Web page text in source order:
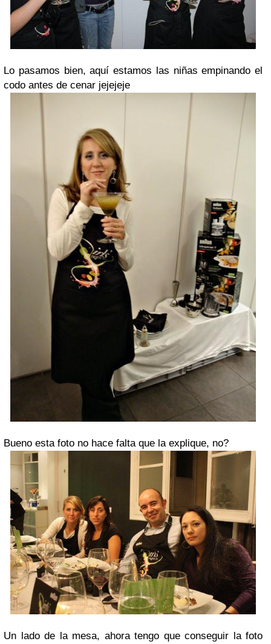
Lo pasamos bien, aquí estamos las niñas empinando el
codo antes de cenar jejejeje
Bueno esta foto no hace falta que la explique, no?
Un lado de la mesa, ahora tengo que conseguir la foto